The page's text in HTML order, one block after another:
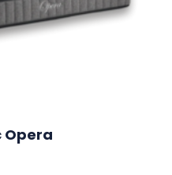
Opera